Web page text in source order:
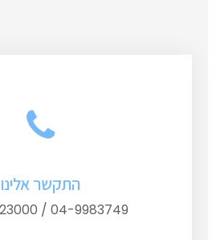
התקשר אלינו
04-9983749 / 052-4523000